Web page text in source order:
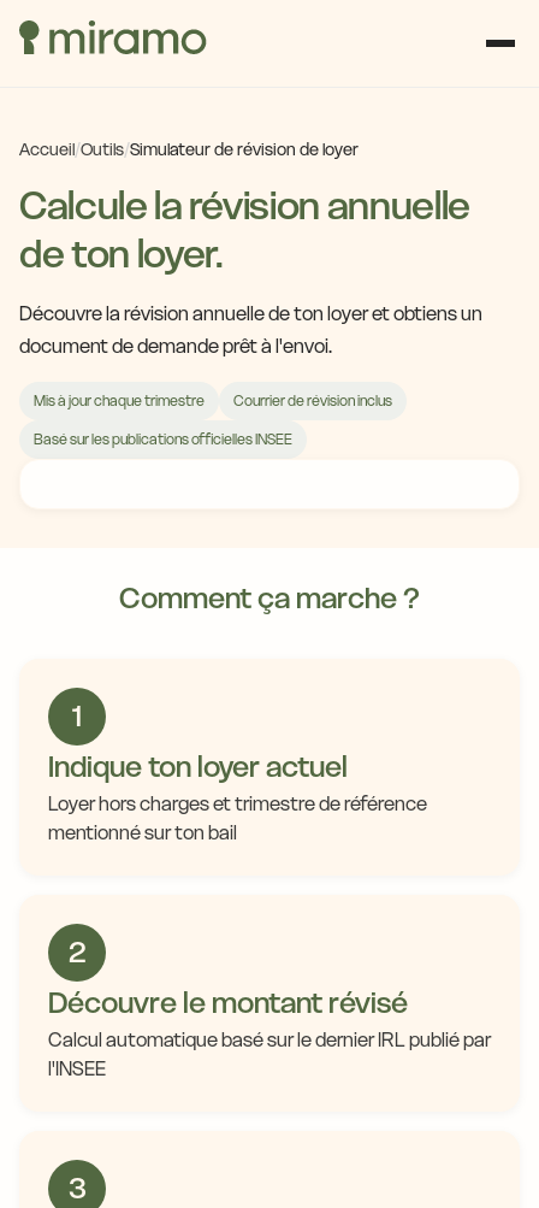
Accueil/Outils/Simulateur de révision de loyer
Calcule la révision annuelle
de ton loyer.
Découvre la révision annuelle de ton loyer et obtiens un
document de demande prêt à l'envoi.
Mis à jour chaque trimestre Courrier de révision inclus
Basé sur les publications officielles INSEE
Comment ça marche ?
1
Indique ton loyer actuel
Loyer hors charges et trimestre de référence
mentionné sur ton bail
2
Découvre le montant révisé
Calcul automatique basé sur le dernier IRL publié par
l'INSEE
3